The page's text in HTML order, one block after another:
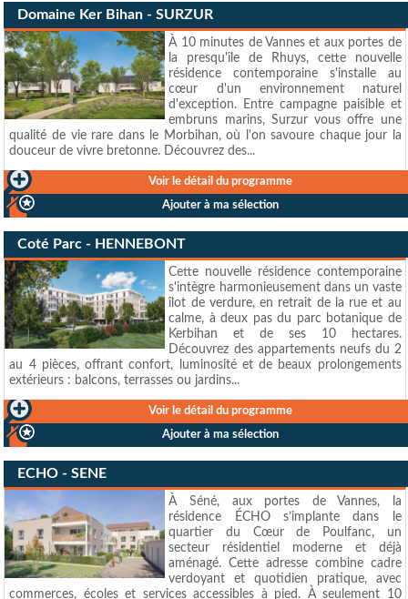
Domaine Ker Bihan - SURZUR
À 10 minutes de Vannes et aux portes de
la presqu'île de Rhuys, cette nouvelle
résidence contemporaine s'installe au
cœur d'un environnement naturel
d'exception. Entre campagne paisible et
embruns marins, Surzur vous offre une
qualité de vie rare dans le Morbihan, où l'on savoure chaque jour la
douceur de vivre bretonne. Découvrez des...
Voir le détail du programme
Ajouter à ma sélection
Coté Parc - HENNEBONT
Cette nouvelle résidence contemporaine
s'intègre harmonieusement dans un vaste
îlot de verdure, en retrait de la rue et au
calme, à deux pas du parc botanique de
Kerbihan et de ses 10 hectares.
Découvrez des appartements neufs du 2
au 4 pièces, offrant confort, luminosité et de beaux prolongements
extérieurs : balcons, terrasses ou jardins...
Voir le détail du programme
Ajouter à ma sélection
ECHO - SENE
À Séné, aux portes de Vannes, la
résidence ÉCHO s’implante dans le
quartier du Cœur de Poulfanc, un
secteur résidentiel moderne et déjà
aménagé. Cette adresse combine cadre
verdoyant et quotidien pratique, avec
commerces, écoles et services accessibles à pied. À seulement 10